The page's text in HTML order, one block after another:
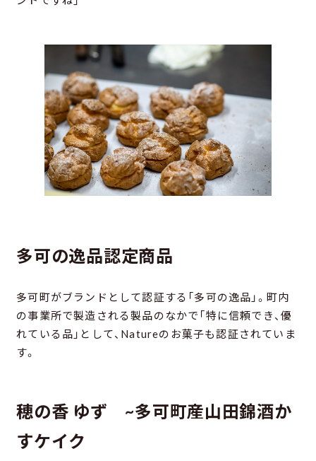
多可の逸品認定商品
多可町がブランドとして認証する「多可の逸品」。町内
の事業所で製造される製品のなかで「特に信頼でき、優
れている品」として、Natureのお菓子も認証されていま
す。
穂の香 ゆず ~多可町産山田錦酒か
すケイク